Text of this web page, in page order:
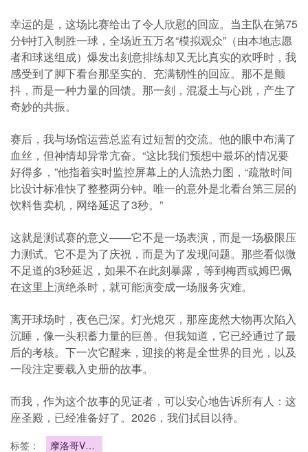
幸运的是，这场比赛给出了令人欣慰的回应。当主队在第75
分钟打入制胜一球，全场近五万名“模拟观众”（由本地志愿
者和球迷组成）爆发出刻意排练却又无比真实的欢呼时，我
感受到了脚下看台那坚实的、充满韧性的回应。那不是颤
抖，而是一种力量的回馈。那一刻，混凝土与心跳，产生了
奇妙的共振。
赛后，我与场馆运营总监有过短暂的交流。他的眼中布满了
血丝，但神情却异常亢奋。“这比我们预想中最坏的情况要
好得多，”他指着实时监控屏幕上的人流热力图，“疏散时间
比设计标准快了整整两分钟。唯一的意外是北看台第三层的
饮料售卖机，网络延迟了3秒。”
这就是测试赛的意义——它不是一场表演，而是一场极限压
力测试。它不是为了庆祝，而是为了发现问题。那些看似微
不足道的3秒延迟，如果不在此刻暴露，等到梅西或姆巴佩
在这里上演绝杀时，就可能演变成一场服务灾难。
离开球场时，夜色已深。灯光熄灭，那座庞然大物再次陷入
沉睡，像一头积蓄力量的巨兽。但我知道，它已经通过了最
后的考核。下一次它醒来，迎接的将是全世界的目光，以及
一段注定要载入史册的故事。
而我，作为这个故事的见证者，可以安心地告诉所有人：这
座圣殿，已经准备好了。2026，我们拭目以待。
标签：
摩洛哥VS